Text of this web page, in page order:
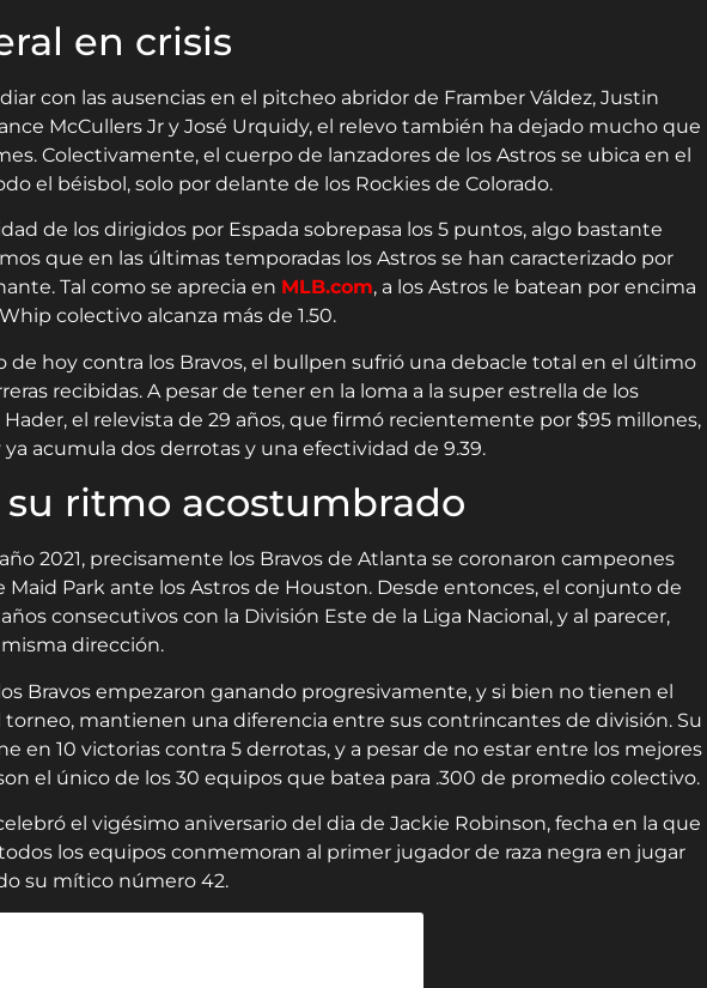
en crisis
con las ausencias en el pitcheo abridor de Framber Váldez, Justin
McCullers Jr y José Urquidy, el relevo también ha dejado mucho que
Colectivamente, el cuerpo de lanzadores de los Astros se ubica en el
el béisbol, solo por delante de los Rockies de Colorado.
de los dirigidos por Espada sobrepasa los 5 puntos, algo bastante
que en las últimas temporadas los Astros se han caracterizado por
Tal como se aprecia en MLB.com, a los Astros le batean por encima
colectivo alcanza más de 1.50.
de hoy contra los Bravos, el bullpen sufrió una debacle total en el último
recibidas. A pesar de tener en la loma a la super estrella de los
Hader, el relevista de 29 años, que firmó recientemente por $95 millones,
acumula dos derrotas y una efectividad de 9.39.
su ritmo acostumbrado
2021, precisamente los Bravos de Atlanta se coronaron campeones
Park ante los Astros de Houston. Desde entonces, el conjunto de
consecutivos con la División Este de la Liga Nacional, y al parecer,
dirección.
Bravos empezaron ganando progresivamente, y si bien no tienen el
mantienen una diferencia entre sus contrincantes de división. Su
en 10 victorias contra 5 derrotas, y a pesar de no estar entre los mejores
el único de los 30 equipos que batea para .300 de promedio colectivo.
el vigésimo aniversario del dia de Jackie Robinson, fecha en la que
los equipos conmemoran al primer jugador de raza negra en jugar
su mítico número 42.